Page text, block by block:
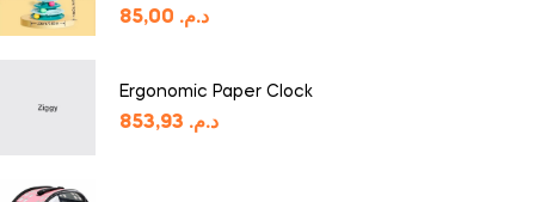
Tourniquet Balle
د.م.
Ergonomic Paper Clock
د.م.